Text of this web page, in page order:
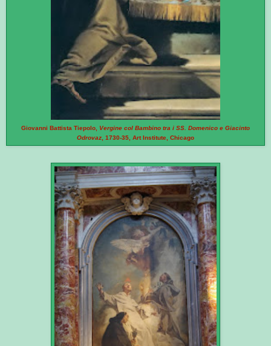
Giovanni Battista Tiepolo, Vergine col Bambino tra i SS. Domenico e Giacinto
Odrovaz , 1730-35, Art Institute, Chicago